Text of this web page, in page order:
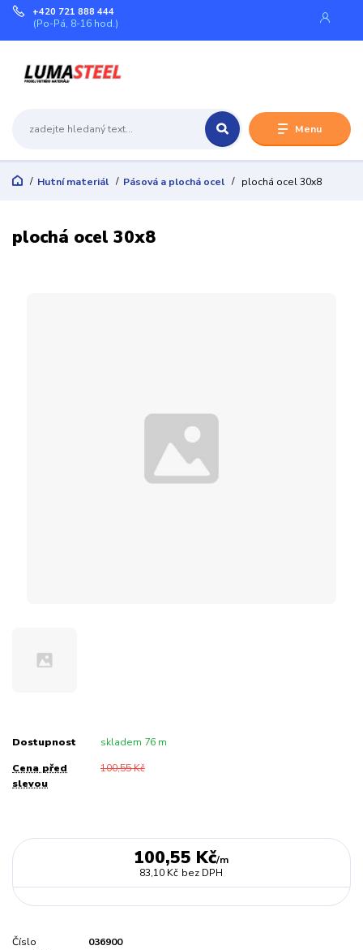
Menu
+420 721 888 444
(Po-Pá, 8-16 hod.)
Hutní materiál Pásová a plochá ocel plochá ocel 30x8
plochá ocel 30x8
Dostupnost skladem 76 m
Cena před
slevou
100,55 Kč
100,55 Kč/m
83,10 Kč bez DPH
Číslo
036900